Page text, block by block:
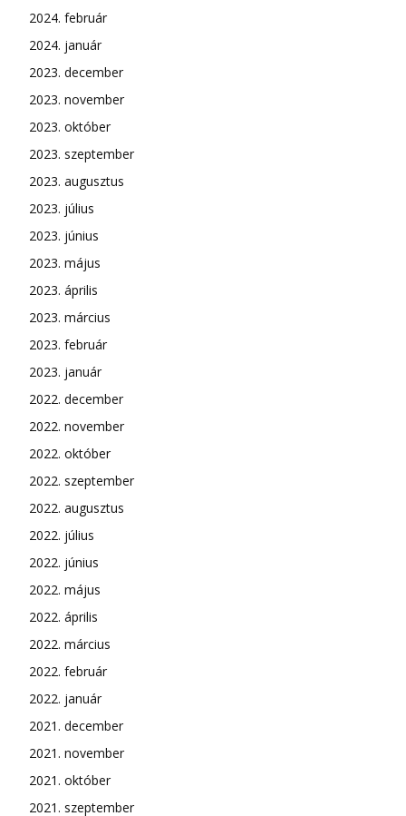
2024. február
2024. január
2023. december
2023. november
2023. október
2023. szeptember
2023. augusztus
2023. július
2023. június
2023. május
2023. április
2023. március
2023. február
2023. január
2022. december
2022. november
2022. október
2022. szeptember
2022. augusztus
2022. július
2022. június
2022. május
2022. április
2022. március
2022. február
2022. január
2021. december
2021. november
2021. október
2021. szeptember